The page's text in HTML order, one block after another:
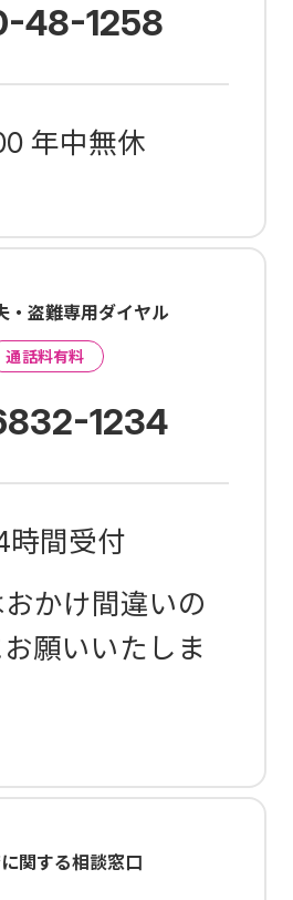
48-1258
年中無休
・盗難専用ダイヤル
通話料有料
1234
時間受付
かけ間違いの
願いいたしま
関する相談窓口